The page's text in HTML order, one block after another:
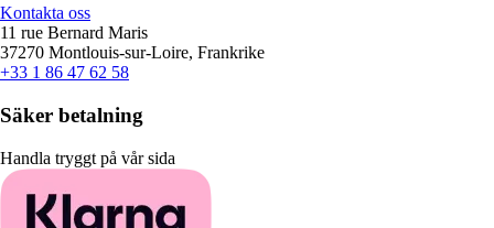
Kontakta oss
11 rue Bernard Maris
37270 Montlouis-sur-Loire, Frankrike
+33 1 86 47 62 58
Säker betalning
Handla tryggt på vår sida